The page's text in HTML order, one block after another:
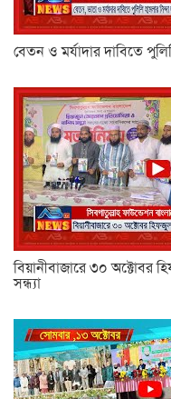
বেতন ও মর্যাদার দাবিতে
বিয়ানীবাজারে ৩০ অক্টোবর
সন্ধ্যা